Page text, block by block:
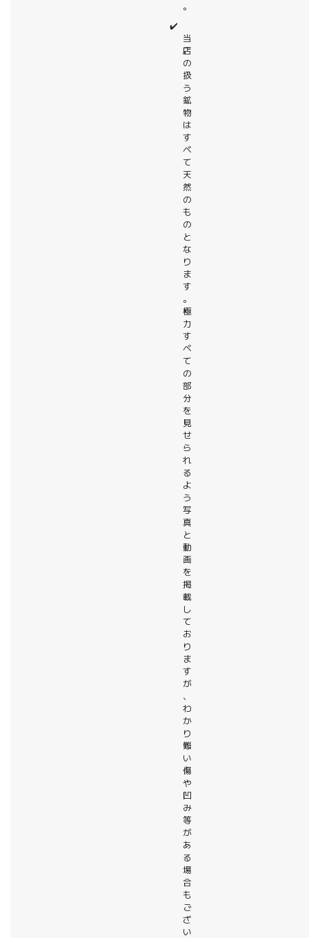
。
✔️
当
店
の
扱
う
鉱
物
は
す
べ
て
天
然
の
も
の
と
な
り
ま
す
。
極
力
す
べ
て
の
部
分
を
見
せ
ら
れ
る
よ
う
写
真
と
動
画
を
掲
載
し
て
お
り
ま
す
が
、
わ
か
り
難
い
傷
や
凹
み
等
が
あ
る
場
合
も
ご
ざ
い